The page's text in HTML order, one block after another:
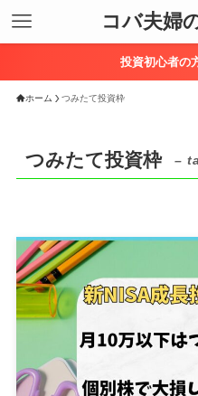
コバ夫婦
投資初心者の
ホーム つみたて投資枠
つみたて投資枠 –